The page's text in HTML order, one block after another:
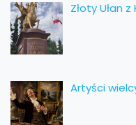
Złoty Ułan z
Artyści